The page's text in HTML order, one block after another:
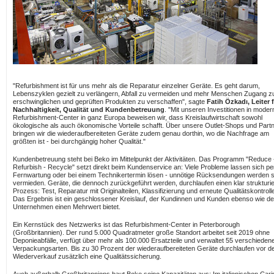
"Refurbishment ist für uns mehr als die Reparatur einzelner Geräte. Es geht darum,
Lebenszyklen gezielt zu verlängern, Abfall zu vermeiden und mehr Menschen Zugang
erschwinglichen und geprüften Produkten zu verschaffen", sagte Fatih Özkadı, Leiter
Nachhaltigkeit, Qualität und Kundenbetreuung . "Mit unseren Investitionen in
Refurbishment-Center in ganz Europa beweisen wir, dass Kreislaufwirtschaft sowohl
ökologische als auch ökonomische Vorteile schafft. Über unsere Outlet-Shops und
bringen wir die wiederaufbereiteten Geräte zudem genau dorthin, wo die Nachfrage am
größten ist - bei durchgängig hoher Qualität."
Kundenbetreuung steht bei Beko im Mittelpunkt der Aktivitäten. Das Programm "Reduce
Refurbish - Recycle" setzt direkt beim Kundenservice an: Viele Probleme lassen sich
Fernwartung oder bei einem Technikertermin lösen - unnötige Rücksendungen werden
vermieden. Geräte, die dennoch zurückgeführt werden, durchlaufen einen klar
Prozess: Test, Reparatur mit Originalteilen, Klassifizierung und erneute
Das Ergebnis ist ein geschlossener Kreislauf, der Kundinnen und Kunden ebenso wie
Unternehmen einen Mehrwert bietet.
Ein Kernstück des Netzwerks ist das Refurbishment-Center in Peterborough
(Großbritannien). Der rund 5.000 Quadratmeter große Standort arbeitet seit 2019 ohne
Deponieabfälle, verfügt über mehr als 100.000 Ersatzteile und verwaltet 55
Verpackungsarten. Bis zu 30 Prozent der wiederaufbereiteten Geräte durchlaufen vor
Wiederverkauf zusätzlich eine Qualitätssicherung.